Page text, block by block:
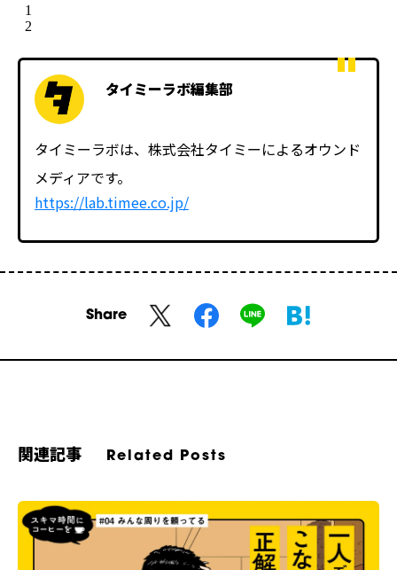
タイミーラボ編集部
タイミーラボは、株式会社タイミーによるオウンド
メディアです。
https://lab.timee.co.jp/
Share
関連記事 Related Posts